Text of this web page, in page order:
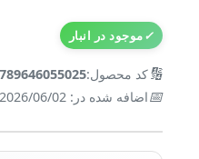
✓موجود در انبار
🔢کد محصول:
📅اضافه شده در: 2026/06/02